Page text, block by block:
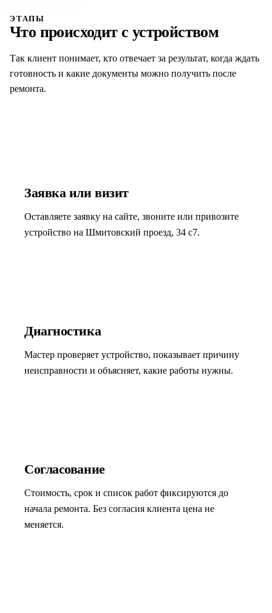
ЭТАПЫ
Что происходит с устройством
Так клиент понимает, кто отвечает за результат, когда ждать
готовность и какие документы можно получить после
ремонта.
Заявка или визит
Оставляете заявку на сайте, звоните или привозите
устройство на Шмитовский проезд, 34 с7.
Диагностика
Мастер проверяет устройство, показывает причину
неисправности и объясняет, какие работы нужны.
Согласование
Стоимость, срок и список работ фиксируются до
начала ремонта. Без согласия клиента цена не
меняется.